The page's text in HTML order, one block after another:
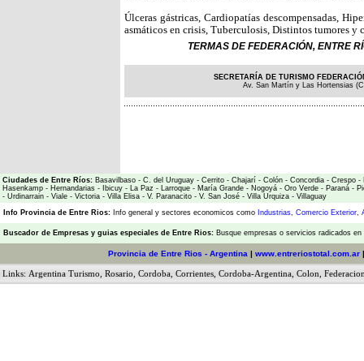
Úlceras gástricas, Cardiopatías descompensadas,
asmáticos en crisis, Tuberculosis, Distintos tumores y
TERMAS DE FEDERACIÓN, ENTRE
SECRETARÍA DE TURISMO
Av. San Martín y Las Hortensias
Ciudades de Entre Ríos: Basavilbaso - C. del Uruguay - Cerrito - Chajarí - Colón - Concordia - Crespo -
Hasenkamp - Hernandarias - Ibicuy - La Paz - Larroque - María Grande - Nogoyá - Oro Verde - Paraná -
- Urdinarrain - Viale - Victoria - Villa Elisa - V. Paranacito - V. San José - Villa Urquiza - Villaguay
Info Provincia de Entre Rios: Info general y sectores economicos como Industrias, Comercio Exterior,
Buscador de Empresas y guias especiales de Entre Rios: Busque empresas o servicios radicados
Provincia de Entre Rios - Argentina | www.entreriostotal.com.ar
Links: Argentina Turismo Rosario Cordoba Corrientes Cordoba-Argentina Colon